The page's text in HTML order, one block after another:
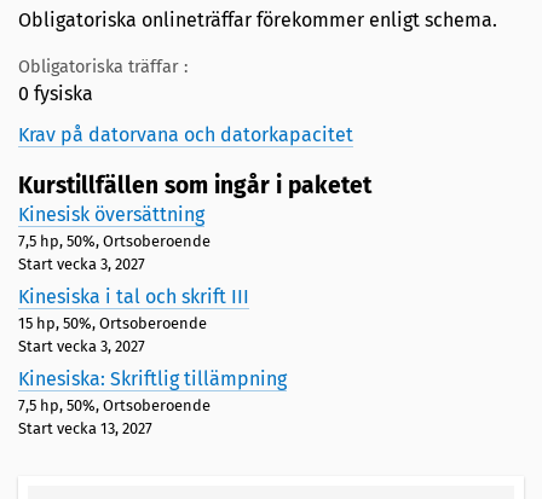
Obligatoriska onlineträffar förekommer enligt schema.
Obligatoriska träffar :
0 fysiska
Krav på datorvana och datorkapacitet
Kurstillfällen som ingår i paketet
Kinesisk översättning
7,5 hp, 50%, Ortsoberoende
Start vecka 3, 2027
Kinesiska i tal och skrift III
15 hp, 50%, Ortsoberoende
Start vecka 3, 2027
Kinesiska: Skriftlig tillämpning
7,5 hp, 50%, Ortsoberoende
Start vecka 13, 2027